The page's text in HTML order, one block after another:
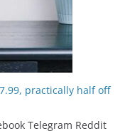
practically half off
Telegram Reddit